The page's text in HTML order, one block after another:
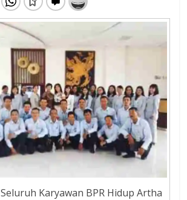
Seluruh Karyawan BPR Hidup Artha